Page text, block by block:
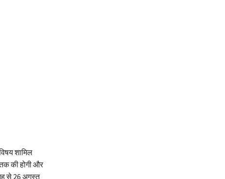
शामिल
की होगी और
से 26 अगस्त